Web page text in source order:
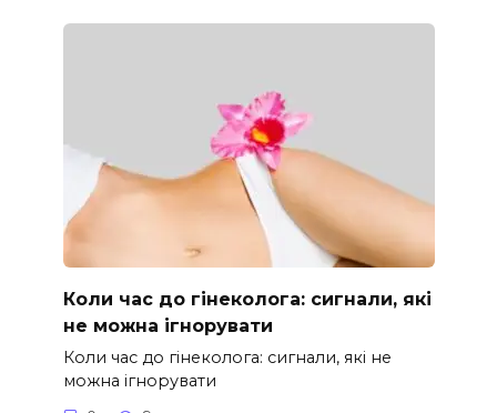
Коли час до гінеколога: сигнали, які
не можна ігнорувати
Коли час до гінеколога: сигнали, які не
можна ігнорувати